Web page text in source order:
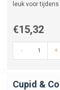
leuk voor
€15,32
- +
Cupid &